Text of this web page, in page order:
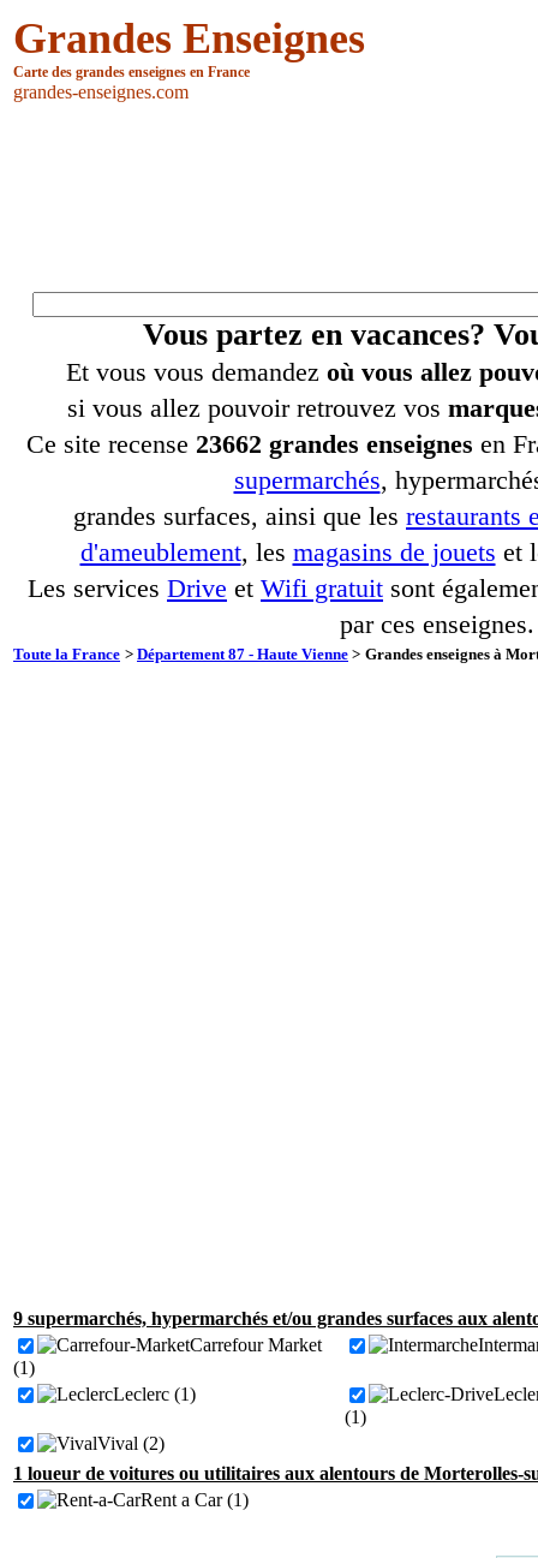
Grandes Enseignes
Carte des grandes enseignes en France
grandes-enseignes.com
Vous partez en vacances?
Et vous vous demandez où vous allez
si vous allez pouvoir retrouvez vos
Ce site recense 23662 grandes enseignes en
supermarchés,
grandes surfaces, ainsi que les restaurants
d'ameublement, les magasins de jouets et
Les services Drive et Wifi gratuit sont
par ces enseignes.
Toute la France > Département 87 - Haute Vienne > Grandes enseignes à
9 supermarchés, hypermarchés et/ou grandes surfaces aux
Carrefour Market
(1)
Leclerc (1)
(1)
Vival (2)
1 loueur de voitures ou utilitaires aux alentours de Morterolles-
Rent a Car (1)